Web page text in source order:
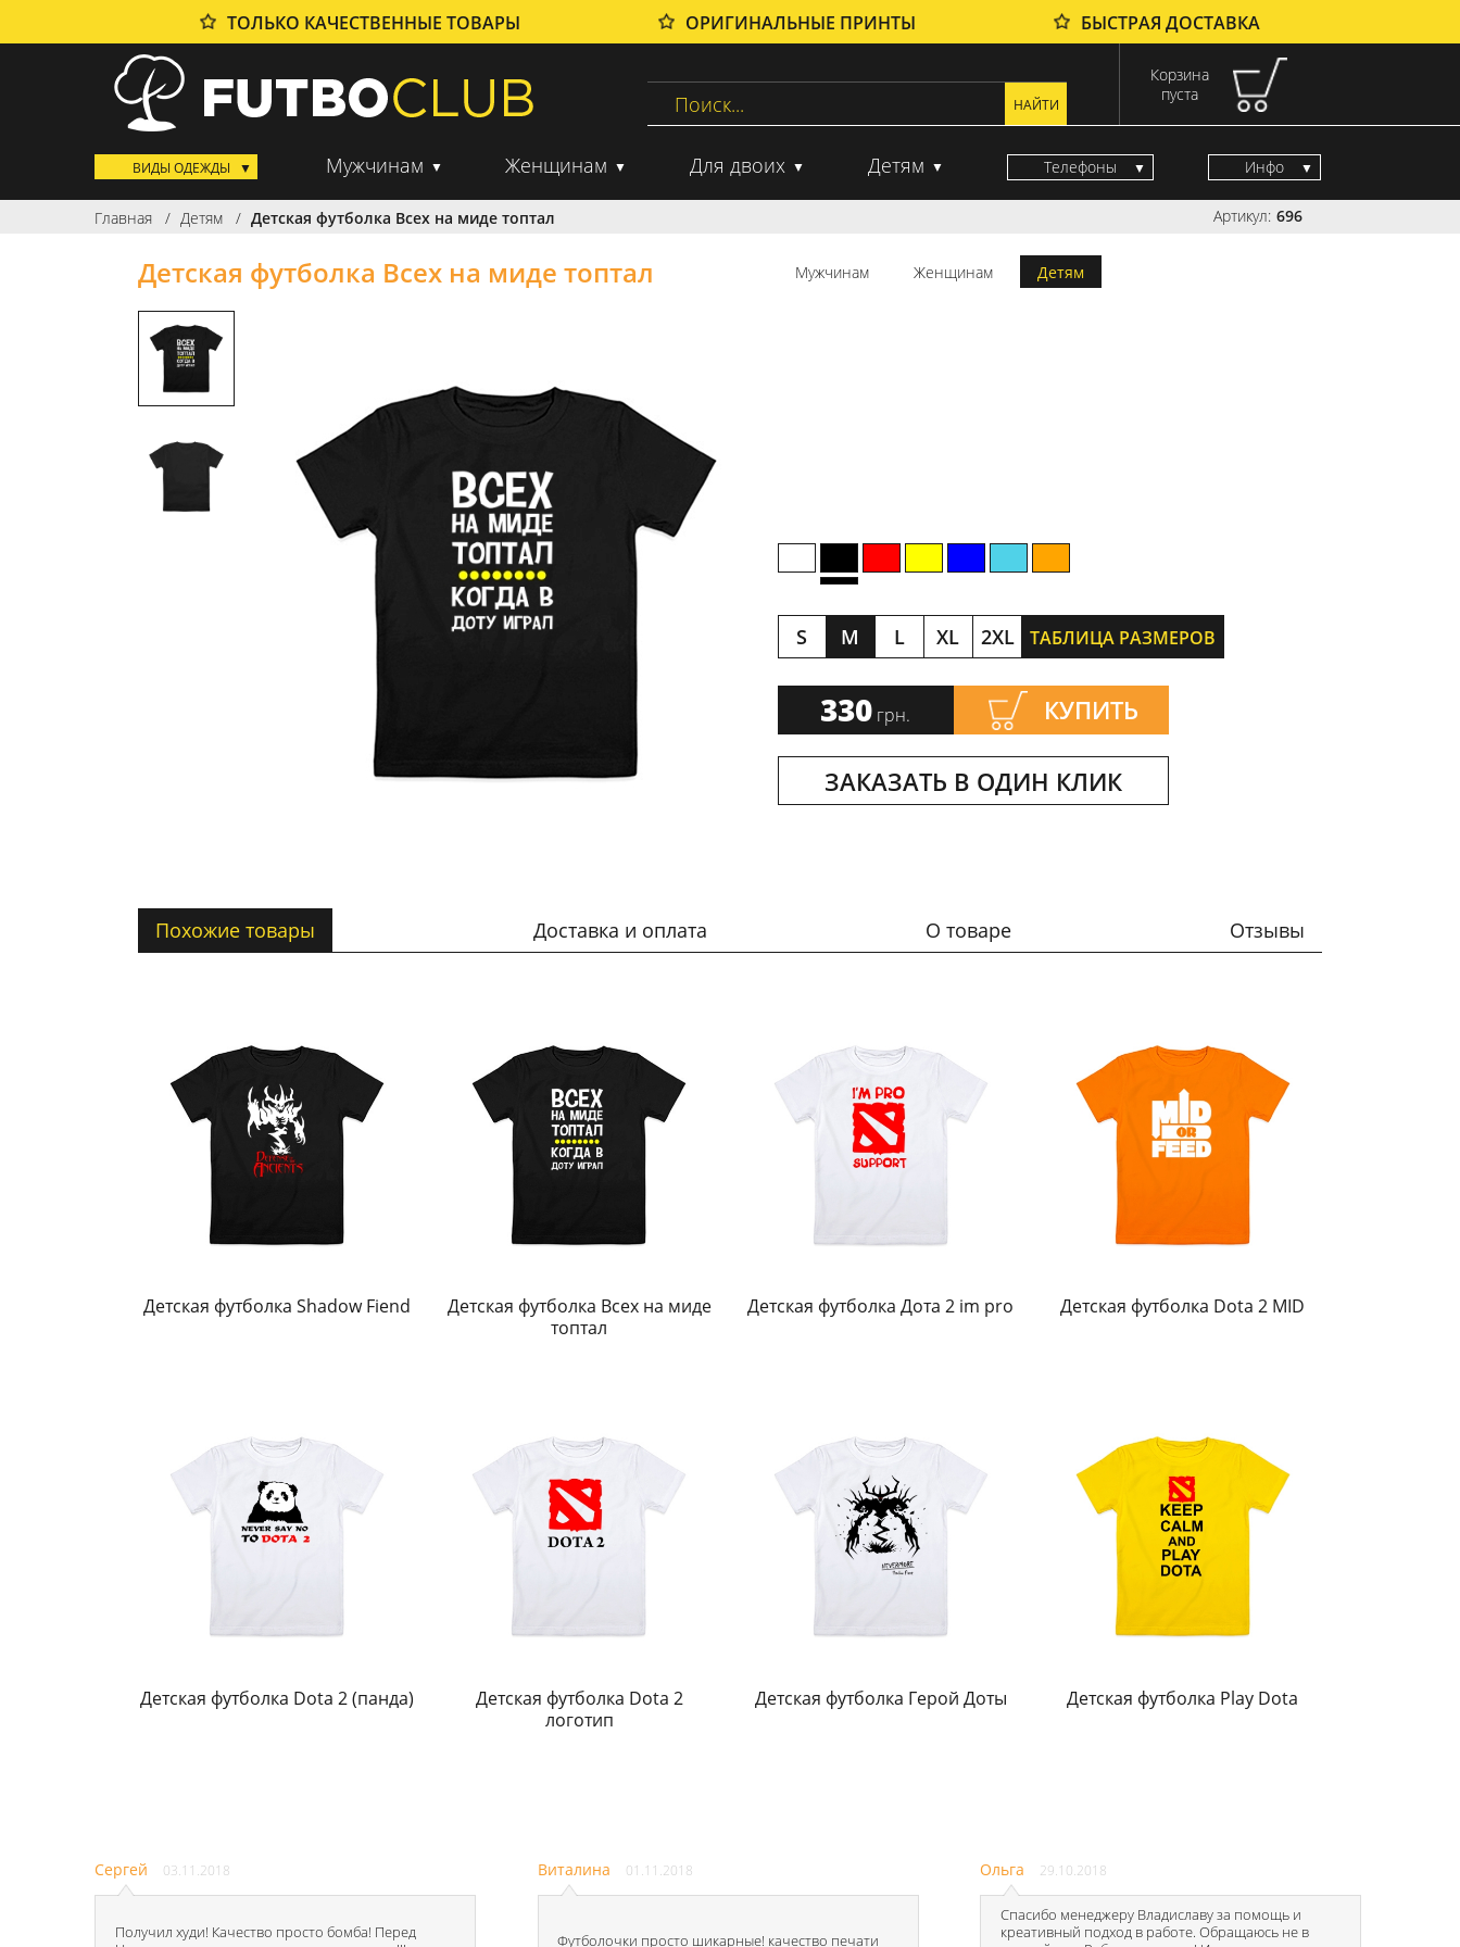
ТОЛЬКО КАЧЕСТВЕННЫЕ ТОВАРЫ ОРИГИНАЛЬНЫЕ ПРИНТЫ БЫСТРАЯ ДОСТАВКА
Корзина
пуста
ВИДЫ ОДЕЖДЫ Мужчинам Женщинам Для двоих Детям Телефоны Инфо
Главная Детям Детская футболка Всех на миде топтал Артикул: 696
Детская футболка Всех на миде топтал Мужчинам Женщинам Детям
S M L XL 2XL ТАБЛИЦА РАЗМЕРОВ
330 грн. КУПИТЬ
ЗАКАЗАТЬ В ОДИН КЛИК
Похожие товары Доставка и оплата О товаре Отзывы
Детская футболка Shadow Fiend
Детская футболка Всех на миде
топтал
Детская футболка Дота 2 im pro Детская футболка Dota 2 MID
Детская футболка Dota 2 (панда)
Детская футболка Dota 2
логотип
Детская футболка Герой Доты Детская футболка Play Dota
Сергей 03.11.2018
Получил худи! Качество просто бомба! Перед
Виталина 01.11.2018
Футболочки просто шикарные! качество печати
Ольга 29.10.2018
Спасибо менеджеру Владиславу за помощь и
креативный подход в работе. Обращаюсь не в